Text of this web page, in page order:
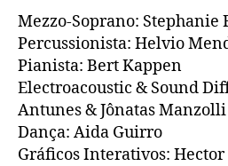
Mezzo-Soprano: Stephanie
Percussionista: Helvio
Pianista: Bert Kappen
Electroacoustic & Sound
Antunes & Jônatas Manzolli
Dança: Aida Guirro
Gráficos Interativos: